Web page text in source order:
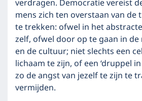
verdragen. Democratie vereist
mens zich ten overstaan van
te trekken: ofwel in het
zelf, ofwel door op te gaan in de
en de cultuur; niet slechts een
lichaam te zijn, of een ‘druppel
zo de angst van jezelf te zijn te
vermijden.